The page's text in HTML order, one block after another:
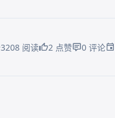
3208 阅读 2 点赞 0 评论